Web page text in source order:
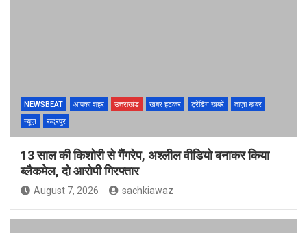
NEWSBEAT आपका शहर उत्तराखंड खबर हटकर ट्रेंडिंग खबरें
ताज़ा ख़बर
न्यूज़
रुद्रपुर
13 साल की किशोरी से गैंगरेप, अश्लील वीडियो बनाकर किया
ब्लैकमेल, दो आरोपी गिरफ्तार
August 7, 2026 sachkiawaz